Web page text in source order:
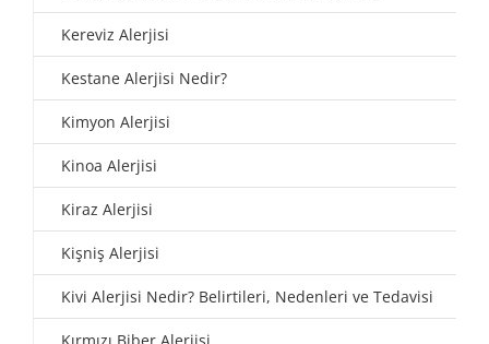
Kereviz Alerjisi
Kestane Alerjisi Nedir?
Kimyon Alerjisi
Kinoa Alerjisi
Kiraz Alerjisi
Kişniş Alerjisi
Kivi Alerjisi Nedir? Belirtileri, Nedenleri ve Tedavisi
Kırmızı Biber Alerjisi